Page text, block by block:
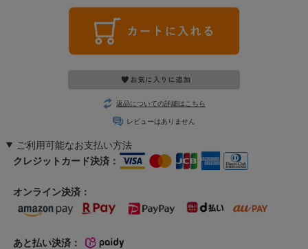
返品についての詳細はこちら
レビューはありません
ご利用可能なお支払い方法
クレジットカード決済：
オンライン決済：
あと払い決済：